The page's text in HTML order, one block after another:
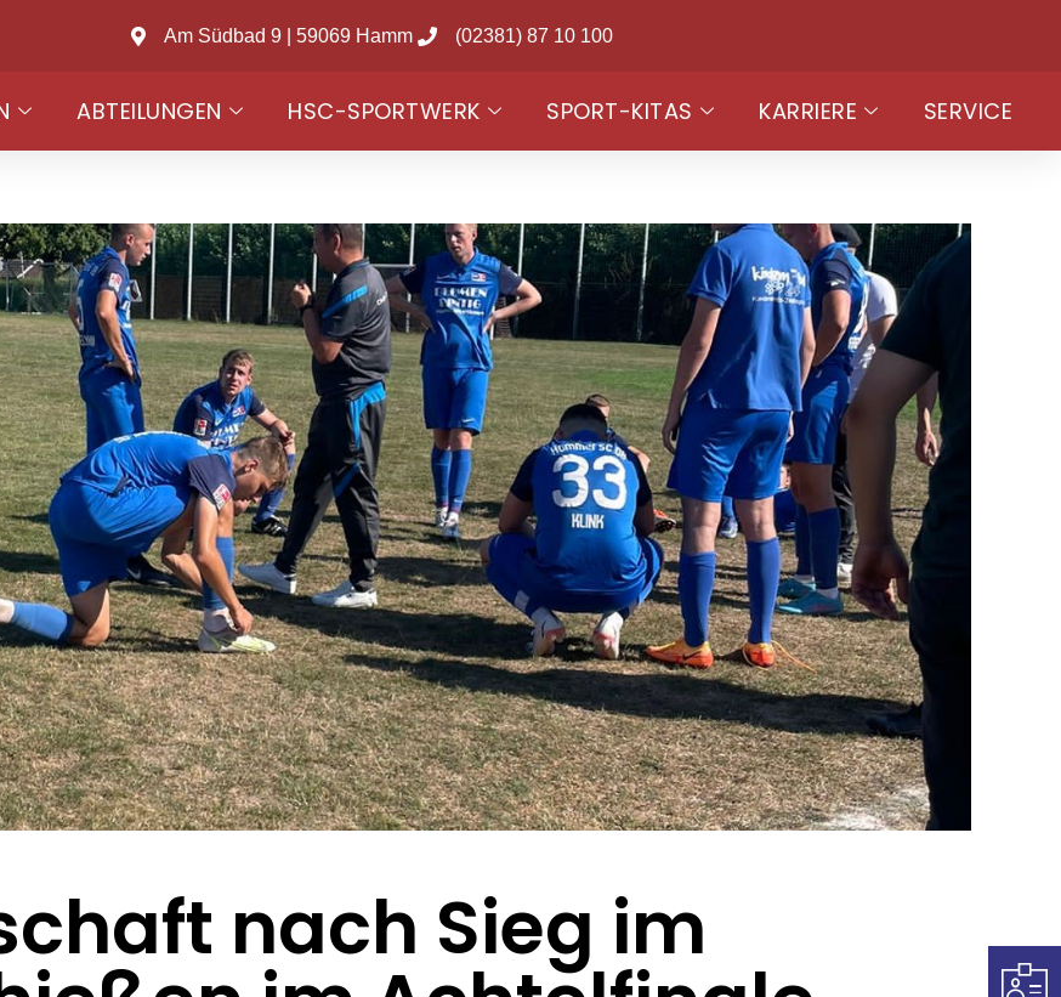
Am Südbad 9 | 59069 Hamm (02381) 87 10 100
ABTEILUNGEN HSC-SPORTWERK SPORT-KITAS KARRIERE SERVICE
nach Sieg im